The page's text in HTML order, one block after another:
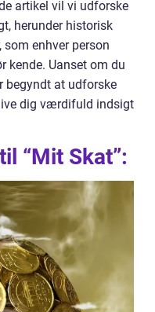
artikel vil vi udforske
herunder historisk
enhver person
kende. Uanset om du
begyndt at udforske
dig værdifuld indsigt
“Mit Skat”: